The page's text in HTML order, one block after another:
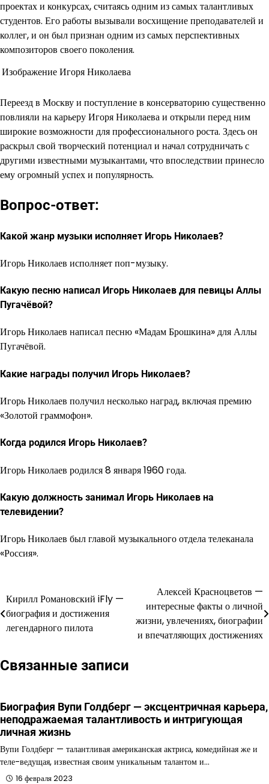
проектах и конкурсах, считаясь одним из самых талантливых
студентов. Его работы вызывали восхищение преподавателей и
коллег, и он был признан одним из самых перспективных
композиторов своего поколения.
Изображение Игоря Николаева
Переезд в Москву и поступление в консерваторию существенно
повлияли на карьеру Игоря Николаева и открыли перед ним
широкие возможности для профессионального роста. Здесь он
раскрыл свой творческий потенциал и начал сотрудничать с
другими известными музыкантами, что впоследствии принесло
ему огромный успех и популярность.
Вопрос-ответ:
Какой жанр музыки исполняет Игорь Николаев?
Игорь Николаев исполняет поп-музыку.
Какую песню написал Игорь Николаев для певицы Аллы
Пугачёвой?
Игорь Николаев написал песню «Мадам Брошкина» для Аллы
Пугачёвой.
Какие награды получил Игорь Николаев?
Игорь Николаев получил несколько наград, включая премию
«Золотой граммофон».
Когда родился Игорь Николаев?
Игорь Николаев родился 8 января 1960 года.
Какую должность занимал Игорь Николаев на
телевидении?
Игорь Николаев был главой музыкального отдела телеканала
«Россия».
Навигация
по
записям
Кирилл Романовский iFly —
биография и достижения
легендарного пилота
Алексей Красноцветов —
интересные факты о личной
жизни, увлечениях, биографии
и впечатляющих достижениях
Связанные записи
Биография Вупи Голдберг — эксцентричная карьера,
неподражаемая талантливость и интригующая
личная жизнь
Вупи Голдберг — талантливая американская актриса, комедийная же и
теле-ведущая, известная своим уникальным талантом и…
16 февраля 2023